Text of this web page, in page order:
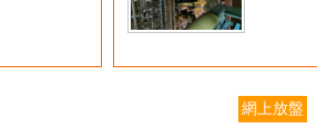
網上放盤